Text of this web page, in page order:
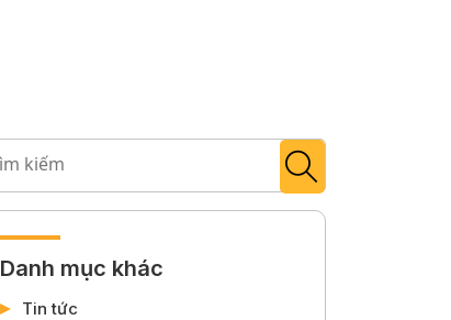
Danh mục khác
Tin tức